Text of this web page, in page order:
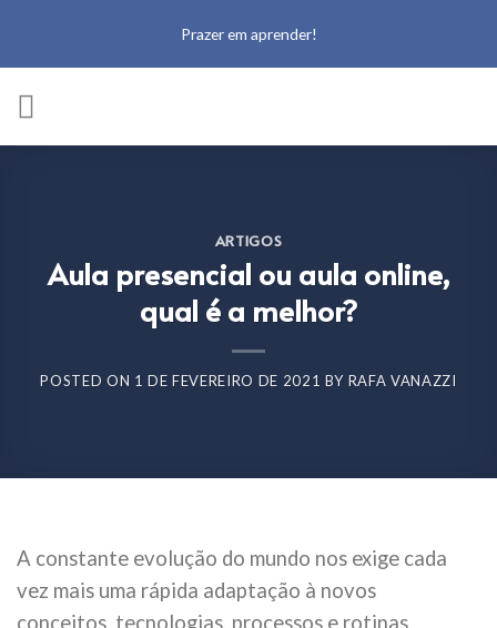
Prazer em aprender!
ARTIGOS
Aula presencial ou aula online,
qual é a melhor?
POSTED ON 1 DE FEVEREIRO DE 2021 BY RAFA VANAZZI
A constante evolução do mundo nos exige cada
vez mais uma rápida adaptação à novos
conceitos, tecnologias, processos e rotinas.